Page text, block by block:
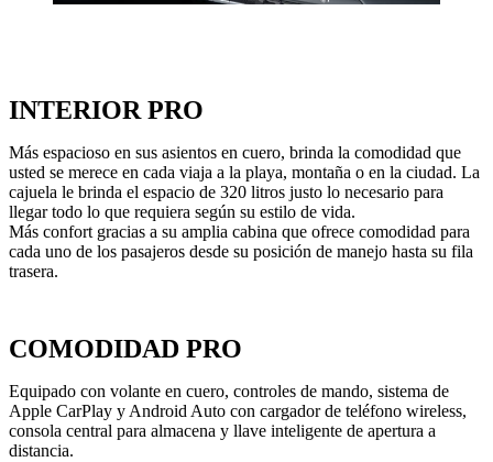
INTERIOR PRO
Más espacioso en sus asientos en cuero, brinda la comodidad que
usted se merece en cada viaja a la playa, montaña o en la ciudad. La
cajuela le brinda el espacio de 320 litros justo lo necesario para
llegar todo lo que requiera según su estilo de vida.
Más confort gracias a su amplia cabina que ofrece comodidad para
cada uno de los pasajeros desde su posición de manejo hasta su fila
trasera.
COMODIDAD PRO
Equipado con volante en cuero, controles de mando, sistema de
Apple CarPlay y Android Auto con cargador de teléfono wireless,
consola central para almacena y llave inteligente de apertura a
distancia.